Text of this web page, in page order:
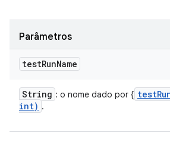
Parâmetros
testRunName
String : o nome dado por {
int) .